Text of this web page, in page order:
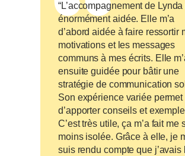
“L’accompagnement de Lynda
énormément aidée. Elle m’a
d’abord aidée à faire ressortir
motivations et les messages
communs à mes écrits. Elle
ensuite guidée pour bâtir une
stratégie de communication
Son expérience variée permet
d’apporter conseils et
C’est très utile, ça m’a fait me
moins isolée. Grâce à elle, je
suis rendu compte que j’avais